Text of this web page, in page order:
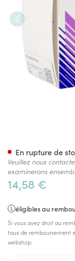
14,58 €
éligibles au
Si vous avez droit au
taux de remboursement
webshop.
En rupture de
Veuillez nous
examinerons